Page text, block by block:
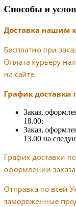
Способы и
Доставка нашим
Бесплатно при
Оплата курьеру
на сайте.
График доставки
Заказ,
18.00;
Заказ,
13.00 на
График доставки
оформлении
Отправка по всей
замороженные